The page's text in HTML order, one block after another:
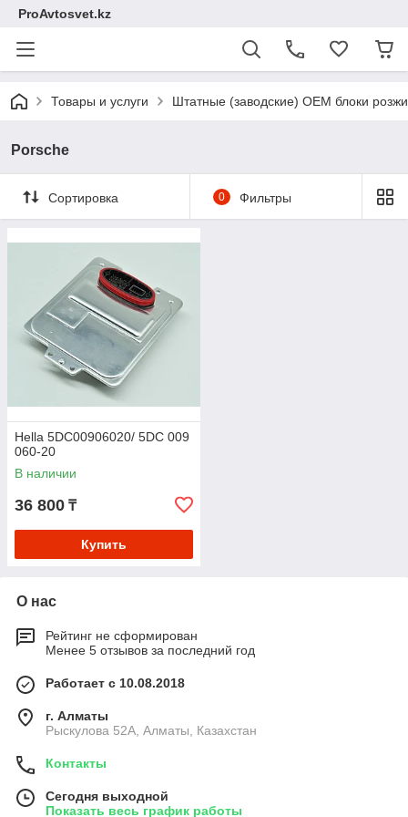
ProAvtosvet.kz
Товары и услуги Штатные (заводские) OEM блоки
Porsche
Сортировка 0 Фильтры
Hella 5DC00906020/ 5DC 009
060-20
В наличии
36 800 ₸
Купить
О нас
Рейтинг не сформирован
Менее 5 отзывов за последний год
Работает с 10.08.2018
г. Алматы
Рыскулова 52А, Алматы, Казахстан
Контакты
Сегодня выходной
Показать весь график работы